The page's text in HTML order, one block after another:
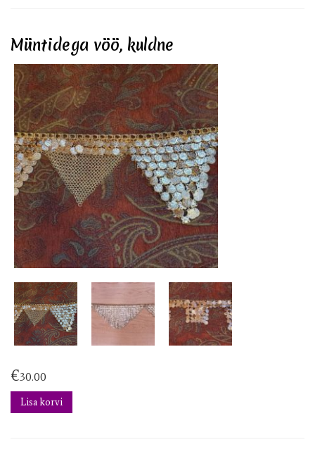
Müntidega vöö, kuldne
€30.00
Lisa korvi